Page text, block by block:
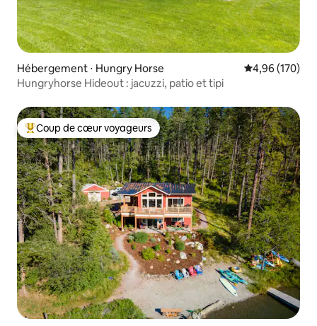
Hébergement ⋅ Hungry Horse Évaluation
4,96 (170)
Hungryhorse Hideout : jacuzzi, patio et tipi
Coups de cœur voyageurs les plus appréciés
Coup de cœur voyageurs